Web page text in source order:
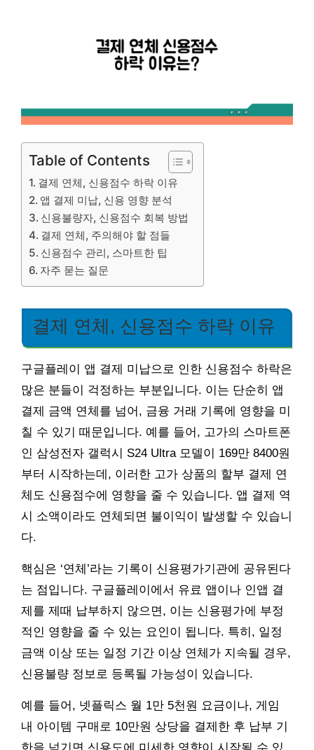
Table of Contents
결제 연체, 신용점수 하락 이유
앱 결제 미납, 신용 영향 분석
신용불량자, 신용점수 회복 방법
결제 연체, 주의해야 할 점들
신용점수 관리, 스마트한 팁
자주 묻는 질문
결제 연체, 신용점수 하락 이유
구글플레이 앱 결제 미납으로 인한 신용점수 하락은
많은 분들이 걱정하는 부분입니다. 이는 단순히 앱
결제 금액 연체를 넘어, 금융 거래 기록에 영향을 미
칠 수 있기 때문입니다. 예를 들어, 고가의 스마트폰
인 삼성전자 갤럭시 S24 Ultra 모델이 169만 8400원
부터 시작하는데, 이러한 고가 상품의 할부 결제 연
체도 신용점수에 영향을 줄 수 있습니다. 앱 결제 역
시 소액이라도 연체되면 불이익이 발생할 수 있습니
다.
핵심은 ‘연체’라는 기록이 신용평가기관에 공유된다
는 점입니다. 구글플레이에서 유료 앱이나 인앱 결
제를 제때 납부하지 않으면, 이는 신용평가에 부정
적인 영향을 줄 수 있는 요인이 됩니다. 특히, 일정
금액 이상 또는 일정 기간 이상 연체가 지속될 경우,
신용불량 정보로 등록될 가능성이 있습니다.
예를 들어, 넷플릭스 월 1만 5천원 요금이나, 게임
내 아이템 구매로 10만원 상당을 결제한 후 납부 기